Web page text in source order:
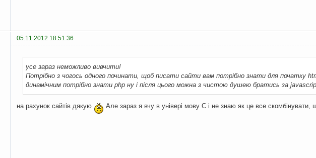
05.11.2012 18:51:36
усе зараз неможливо вивчити!
Потрібно з чогось одного починати, щоб писати сайти вам потрібно знати для початку
динамічним потрібно знати php ну і після цього можна з чистою душею братись за javascript
на рахунок сайтів дякую Але зараз я вчу в універі мову С і не знаю як це все скомбінувати,